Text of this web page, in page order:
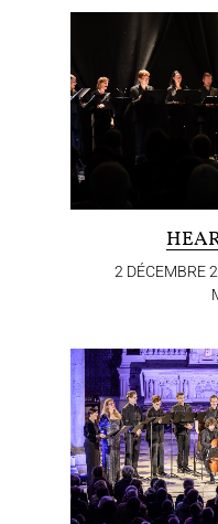
2 DÉCEMBRE